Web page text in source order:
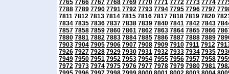
7765 7766 7767 7768 7769 7770 7771 7772 7773 7774
7788 7789 7790 7791 7792 7793 7794 7795 7796 7797
7811 7812 7813 7814 7815 7816 7817 7818 7819 7820
7834 7835 7836 7837 7838 7839 7840 7841 7842 7843
7857 7858 7859 7860 7861 7862 7863 7864 7865 7866
7880 7881 7882 7883 7884 7885 7886 7887 7888 7889
7903 7904 7905 7906 7907 7908 7909 7910 7911 7912
7926 7927 7928 7929 7930 7931 7932 7933 7934 7935
7949 7950 7951 7952 7953 7954 7955 7956 7957 7958
7972 7973 7974 7975 7976 7977 7978 7979 7980 7981